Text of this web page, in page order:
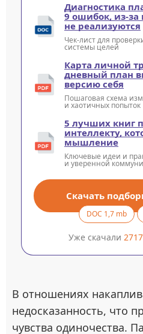
Диагностика
9 ошибок, из-за
не реализуются
Чек-лист для
системы целей
Карта личной
дневный план
версию себя
Пошаговая схема
и хаотичных попыток
5 лучших книг
интеллекту,
мышление
Ключевые идеи и
и уверенной
Скачать
DOC 1,7 mb
Уже скачали
В отношениях
недосказанность, что
чувства одиночества.